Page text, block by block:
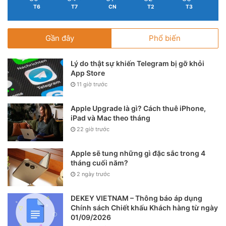
Nguồn: Apple
Phím tắt được cải tiến mạnh mẽ và thông minh hơn, cho
T6 T7 CN T2 T3
Gần đây Phổ biến
Lý do thật sự khiến Telegram bị gỡ khỏi
App Store
11 giờ trước
Apple Upgrade là gì? Cách thuê iPhone,
iPad và Mac theo tháng
22 giờ trước
Apple sẽ tung những gì đặc sắc trong 4
tháng cuối năm?
2 ngày trước
DEKEY VIETNAM – Thông báo áp dụng
Chính sách Chiết khấu Khách hàng từ ngày
01/09/2026